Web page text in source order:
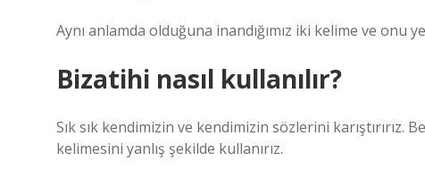
Aynı anlamda olduğuna inandığımız iki kelime ve onu
Bizatihi nasıl kullanılır?
Sık sık kendimizin ve kendimizin sözlerini
kelimesini yanlış şekilde kullanırız.